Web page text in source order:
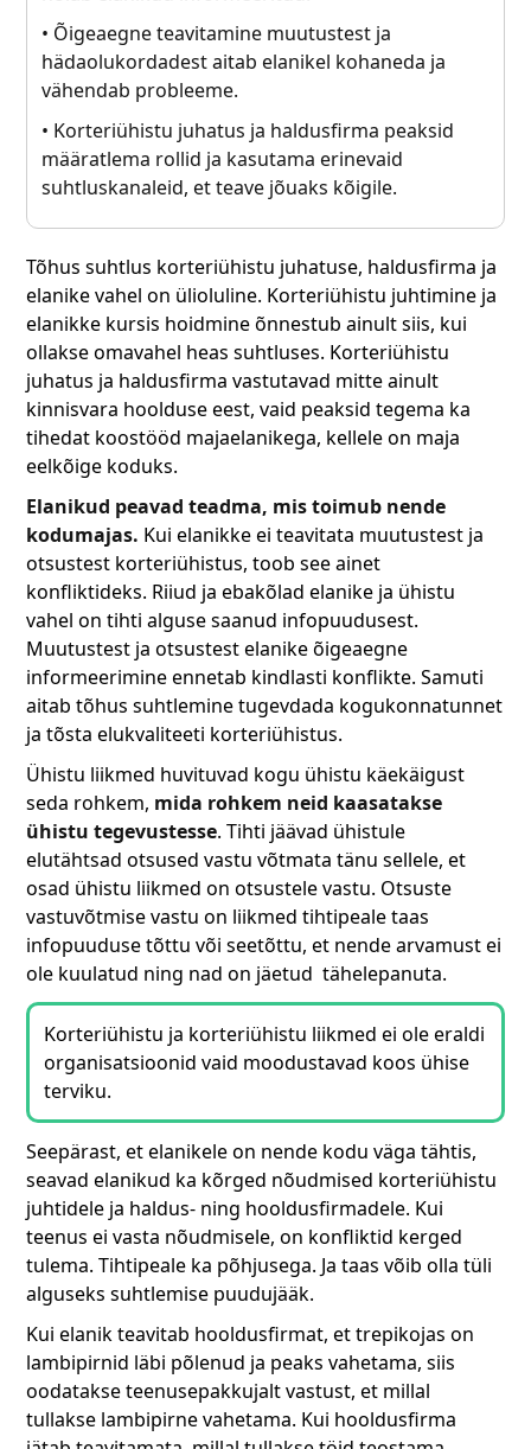
• Õigeaegne teavitamine muutustest ja
hädaolukordadest aitab elanikel kohaneda ja
vähendab probleeme.
• Korteriühistu juhatus ja haldusfirma peaksid
määratlema rollid ja kasutama erinevaid
suhtluskanaleid, et teave jõuaks kõigile.
Tõhus suhtlus korteriühistu juhatuse, haldusfirma ja
elanike vahel on ülioluline. Korteriühistu juhtimine ja
elanikke kursis hoidmine õnnestub ainult siis, kui
ollakse omavahel heas suhtluses. Korteriühistu
juhatus ja haldusfirma vastutavad mitte ainult
kinnisvara hoolduse eest, vaid peaksid tegema ka
tihedat koostööd majaelanikega, kellele on maja
eelkõige koduks.
Elanikud peavad teadma, mis toimub nende
kodumajas. Kui elanikke ei teavitata muutustest ja
otsustest korteriühistus, toob see ainet
konfliktideks. Riiud ja ebakõlad elanike ja ühistu
vahel on tihti alguse saanud infopuudusest.
Muutustest ja otsustest elanike õigeaegne
informeerimine ennetab kindlasti konflikte. Samuti
aitab tõhus suhtlemine tugevdada kogukonnatunnet
ja tõsta elukvaliteeti korteriühistus.
Ühistu liikmed huvituvad kogu ühistu käekäigust
seda rohkem, mida rohkem neid kaasatakse
ühistu tegevustesse. Tihti jäävad ühistule
elutähtsad otsused vastu võtmata tänu sellele, et
osad ühistu liikmed on otsustele vastu. Otsuste
vastuvõtmise vastu on liikmed tihtipeale taas
infopuuduse tõttu või seetõttu, et nende arvamust ei
ole kuulatud ning nad on jäetud tähelepanuta.
Korteriühistu ja korteriühistu liikmed ei ole eraldi
organisatsioonid vaid moodustavad koos ühise
terviku.
Seepärast, et elanikele on nende kodu väga tähtis,
seavad elanikud ka kõrged nõudmised korteriühistu
juhtidele ja haldus- ning hooldusfirmadele. Kui
teenus ei vasta nõudmisele, on konfliktid kerged
tulema. Tihtipeale ka põhjusega. Ja taas võib olla tüli
alguseks suhtlemise puudujääk.
Kui elanik teavitab hooldusfirmat, et trepikojas on
lambipirnid läbi põlenud ja peaks vahetama, siis
oodatakse teenusepakkujalt vastust, et millal
tullakse lambipirne vahetama. Kui hooldusfirma